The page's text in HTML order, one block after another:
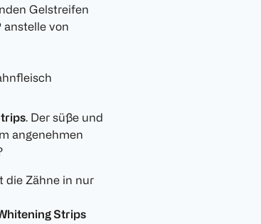
Gelstreifen
anstelle von
. Der süße und
angenehmen
die Zähne in nur
Strips